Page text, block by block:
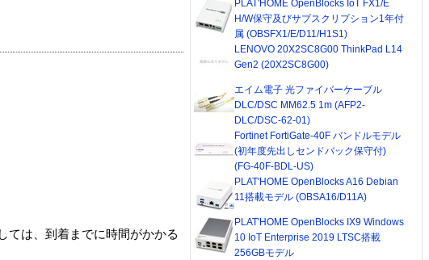
ては、到着までに時間がかかる
PLAT'HOME OpenBlocks IoT FX1/E
H/W保守及びサブスクリプション1年付
属 (OBSFX1/E/D11/H1S1)
LENOVO 20X2SC8G00 ThinkPad L14
Gen2 (20X2SC8G00)
エイム電子 光ファイバーケーブル
DLC/DSC MM62.5 1m (AFP2-
DLC/DSC-62-01)
Fortinet FortiGate-40F バンドルモデル
(初年度先出しセンドバック保守付)
(FG-40F-BDL-US)
PLAT'HOME OpenBlocks A16 Debian
11搭載モデル (OBSA16/D11A)
PLAT'HOME OpenBlocks IX9 Windows
10 IoT Enterprise 2019 LTSC搭載
256GBモデル